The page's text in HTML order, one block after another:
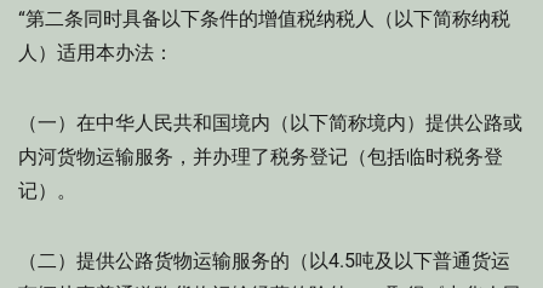
“第二条同时具备以下条件的增值税纳税人（以下简称纳税
人）适用本办法：
（一）在中华人民共和国境内（以下简称境内）提供公路或
内河货物运输服务，并办理了税务登记（包括临时税务登
记）。
（二）提供公路货物运输服务的（以4.5吨及以下普通货运